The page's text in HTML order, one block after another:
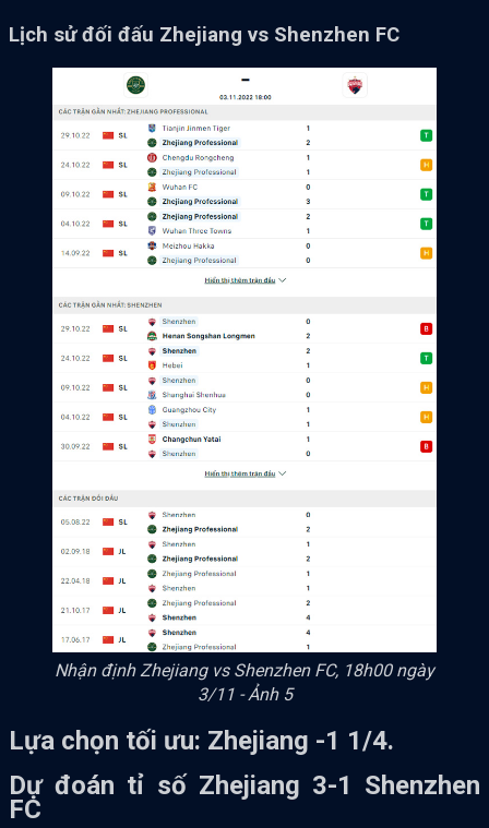
Lịch sử đối đấu Zhejiang vs Shenzhen FC
Nhận định Zhejiang vs Shenzhen FC, 18h00 ngày
3/11 - Ảnh 5
Lựa chọn tối ưu: Zhejiang -1 1/4.
Dự đoán tỉ số Zhejiang 3-1 Shenzhen
FC